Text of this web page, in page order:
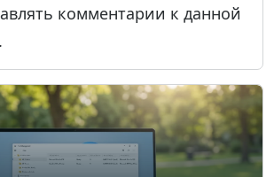
комментарии к данной